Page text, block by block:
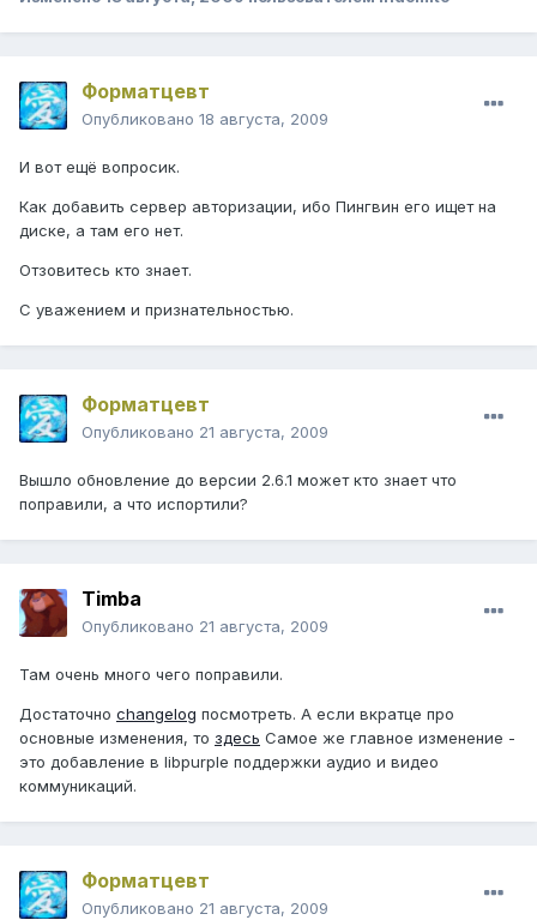
Форматцевт
Опубликовано 18 августа, 2009
И вот ещё вопросик.
Как добавить сервер авторизации, ибо Пингвин его ищет на
диске, а там его нет.
Отзовитесь кто знает.
С уважением и признательностью.
Форматцевт
Опубликовано 21 августа, 2009
Вышло обновление до версии 2.6.1 может кто знает что
поправили, а что испортили?
Timba
Опубликовано 21 августа, 2009
Там очень много чего поправили.
Достаточно changelog посмотреть. А если вкратце про
основные изменения, то здесь Самое же главное изменение -
это добавление в libpurple поддержки аудио и видео
коммуникаций.
Форматцевт
Опубликовано 21 августа, 2009